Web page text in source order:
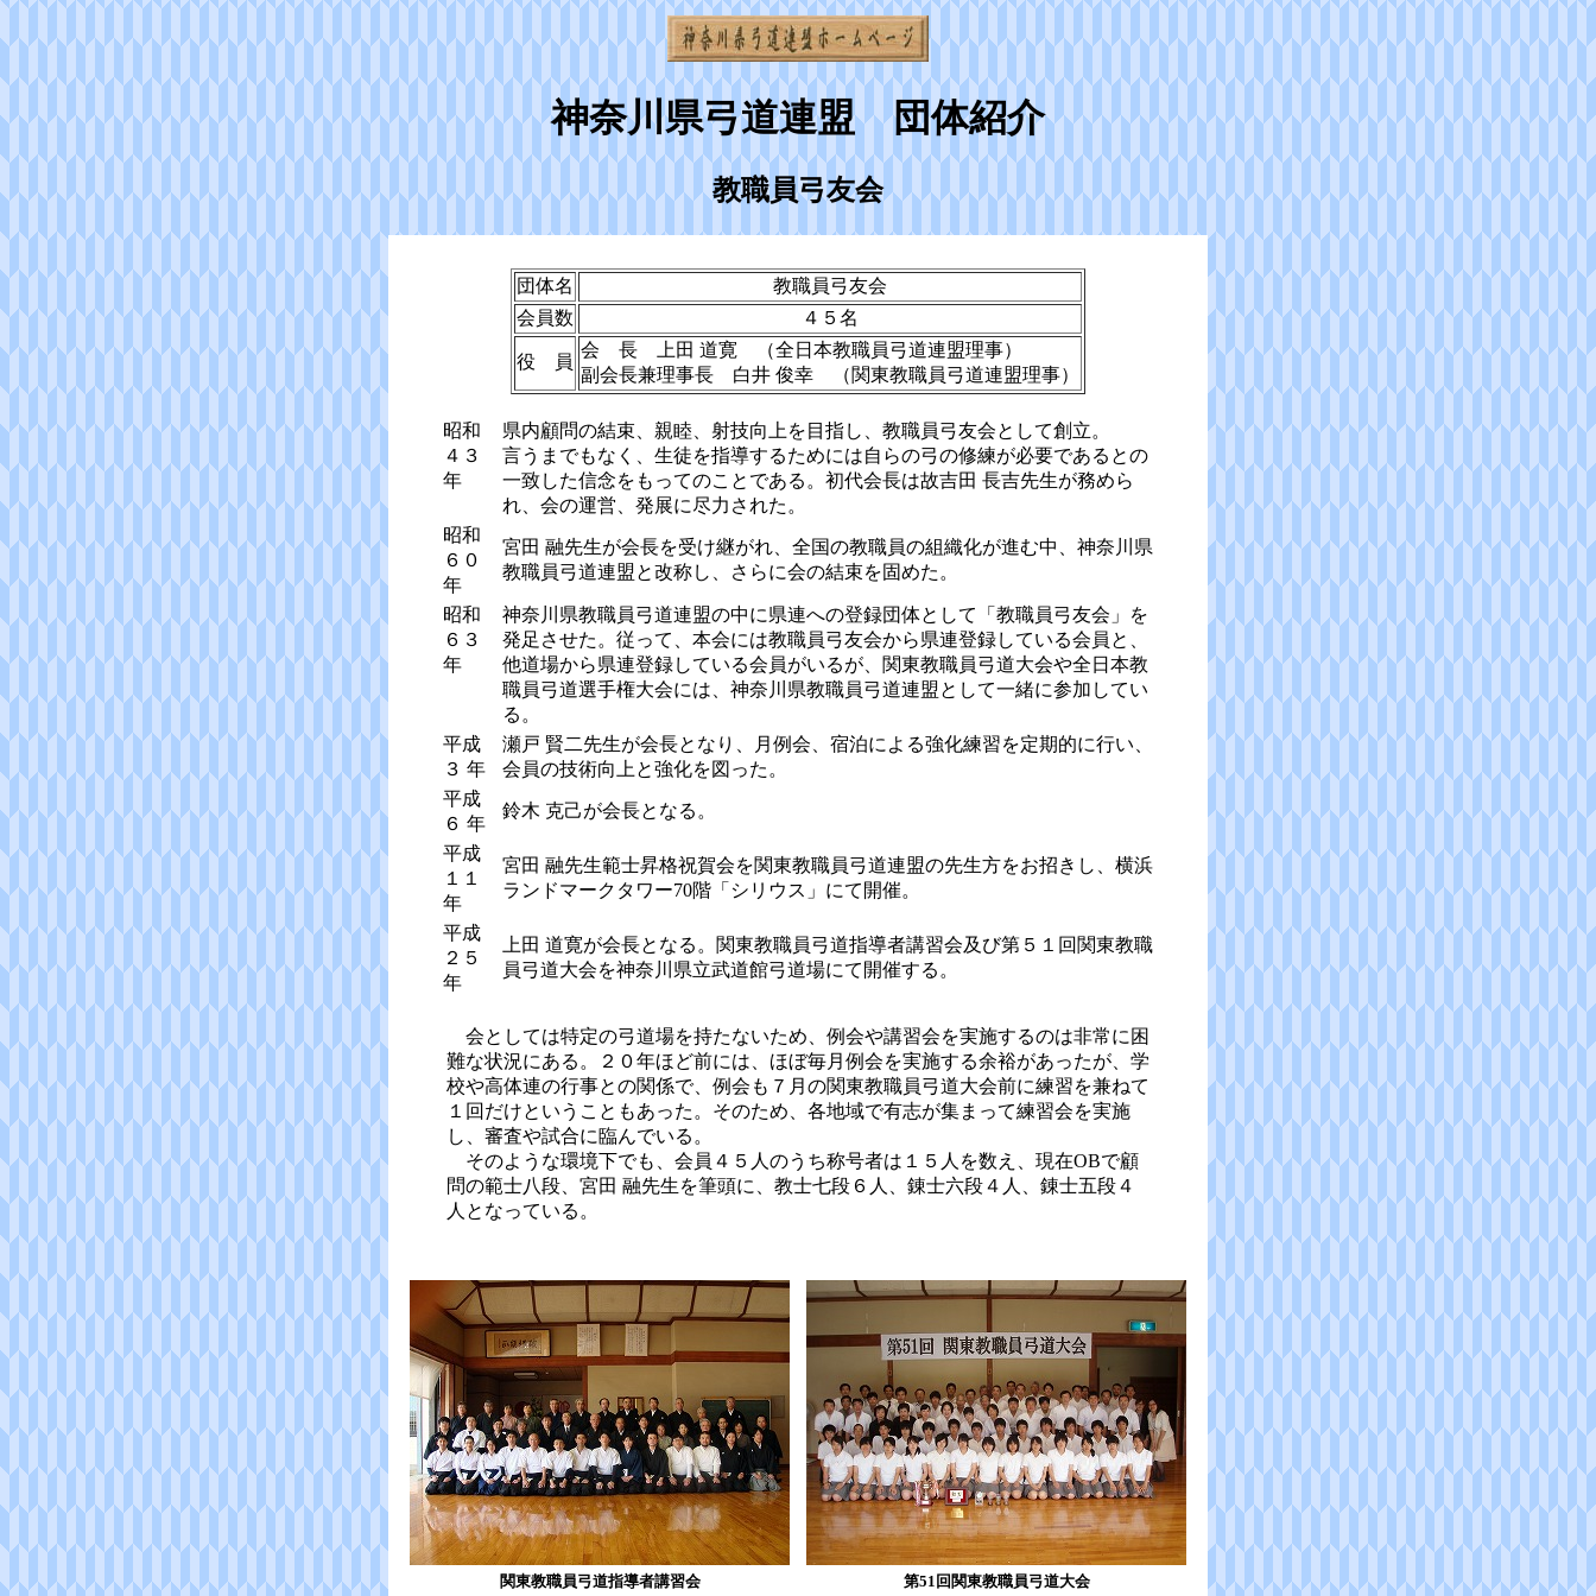
神奈川県弓道連盟 団体紹介
教職員弓友会
団体名
教職員弓友会
会員数
４５名
役 員
会 長 上田 道寛 （全日本教職員弓道連盟理事）
副会長兼理事長 白井 俊幸 （関東教職員弓道連盟理事）
昭和
４３
年
県内顧問の結束、親睦、射技向上を目指し、教職員弓友会として創立。
言うまでもなく、生徒を指導するためには自らの弓の修練が必要であるとの
一致した信念をもってのことである。初代会長は故吉田 長吉先生が務めら
れ、会の運営、発展に尽力された。
昭和
６０
年
宮田 融先生が会長を受け継がれ、全国の教職員の組織化が進む中、神奈川県
教職員弓道連盟と改称し、さらに会の結束を固めた。
昭和
６３
年
神奈川県教職員弓道連盟の中に県連への登録団体として「教職員弓友会」を
発足させた。従って、本会には教職員弓友会から県連登録している会員と、
他道場から県連登録している会員がいるが、関東教職員弓道大会や全日本教
職員弓道選手権大会には、神奈川県教職員弓道連盟として一緒に参加してい
る。
平成
３ 年
瀬戸 賢二先生が会長となり、月例会、宿泊による強化練習を定期的に行い、
会員の技術向上と強化を図った。
平成
６ 年
鈴木 克己が会長となる。
平成
１１
年
宮田 融先生範士昇格祝賀会を関東教職員弓道連盟の先生方をお招きし、横浜
ランドマークタワー70階「シリウス」にて開催。
平成
２５
年
上田 道寛が会長となる。関東教職員弓道指導者講習会及び第５１回関東教職
員弓道大会を神奈川県立武道館弓道場にて開催する。
会としては特定の弓道場を持たないため、例会や講習会を実施するのは非常に困
難な状況にある。２０年ほど前には、ほぼ毎月例会を実施する余裕があったが、学
校や高体連の行事との関係で、例会も７月の関東教職員弓道大会前に練習を兼ねて
１回だけということもあった。そのため、各地域で有志が集まって練習会を実施
し、審査や試合に臨んでいる。
そのような環境下でも、会員４５人のうち称号者は１５人を数え、現在OBで顧
問の範士八段、宮田 融先生を筆頭に、教士七段６人、錬士六段４人、錬士五段４
人となっている。
関東教職員弓道指導者講習会 第51回関東教職員弓道大会